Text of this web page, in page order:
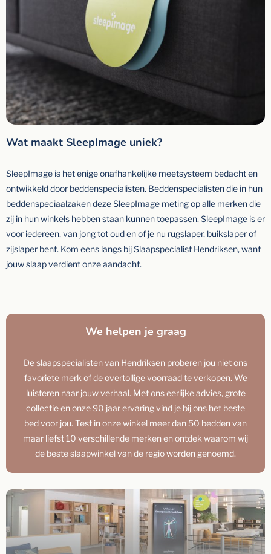
Wat maakt SleepImage uniek?
SleepImage is het enige onafhankelijke meetsysteem bedacht en
ontwikkeld door beddenspecialisten. Beddenspecialisten die in hun
beddenspeciaalzaken deze SleepImage meting op alle merken die
zij in hun winkels hebben staan kunnen toepassen. SleepImage is er
voor iedereen, van jong tot oud en of je nu rugslaper, buikslaper of
zijslaper bent. Kom eens langs bij Slaapspecialist Hendriksen, want
jouw slaap verdient onze aandacht.
We helpen je graag
De slaapspecialisten van Hendriksen proberen jou niet ons
favoriete merk of de overtollige voorraad te verkopen. We
luisteren naar jouw verhaal. Met ons eerlijke advies, grote
collectie en onze 90 jaar ervaring vind je bij ons het beste
bed voor jou. Test in onze winkel meer dan 50 bedden van
maar liefst 10 verschillende merken en ontdek waarom wij
de beste slaapwinkel van de regio worden genoemd.